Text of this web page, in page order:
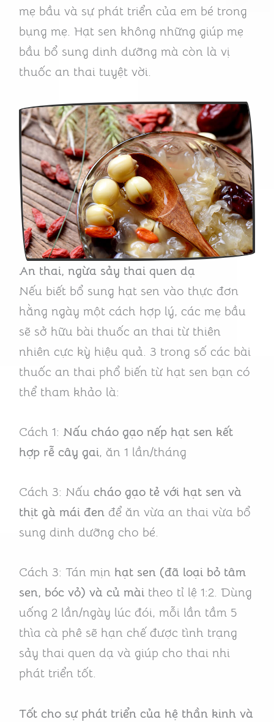
mẹ bầu và sự phát triển của em bé trong
bụng mẹ. Hạt sen không những giúp mẹ
bầu bổ sung dinh dưỡng mà còn là vị
thuốc an thai tuyệt vời.
An thai, ngừa sảy thai quen dạ
Nếu biết bổ sung hạt sen vào thực đơn
hằng ngày một cách hợp lý, các mẹ bầu
sẽ sở hữu bài thuốc an thai từ thiên
nhiên cực kỳ hiệu quả. 3 trong số các bài
thuốc an thai phổ biến từ hạt sen bạn có
thể tham khảo là:
Cách 1: Nấu cháo gạo nếp hạt sen kết
hợp rễ cây gai, ăn 1 lần/tháng
Cách 3: Nấu cháo gạo tẻ với hạt sen và
thịt gà mái đenđể ăn vừa an thai vừa bổ
sung dinh dưỡng cho bé.
Cách 3: Tán mịn hạt sen (đã loại bỏ tâm
sen, bóc vỏ) và củ màitheo tỉ lệ 1:2. Dùng
uống 2 lần/ngày lúc đói, mỗi lần tầm 5
thìa cà phê sẽ hạn chế được tình trạng
sảy thai quen dạ và giúp cho thai nhi
phát triển tốt.
Tốt cho sự phát triển của hệ thần kinh và